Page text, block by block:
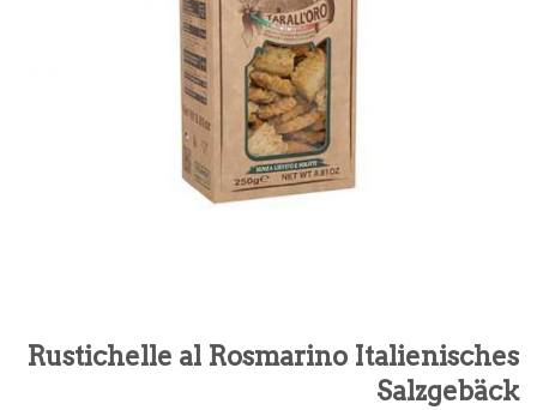
Rustichelle al Rosmarino Italienisches
Salzgebäck